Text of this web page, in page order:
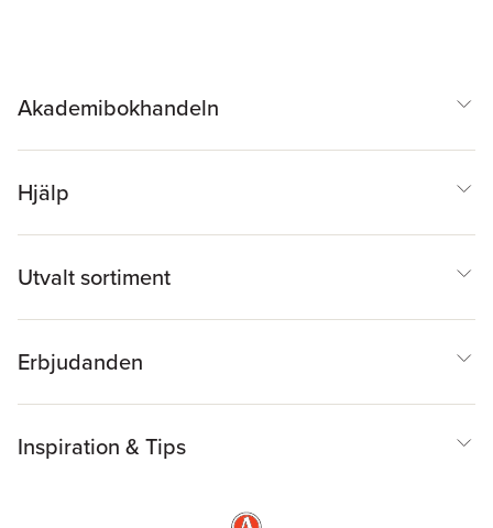
Akademibokhandeln
Hjälp
Utvalt sortiment
Erbjudanden
Inspiration & Tips